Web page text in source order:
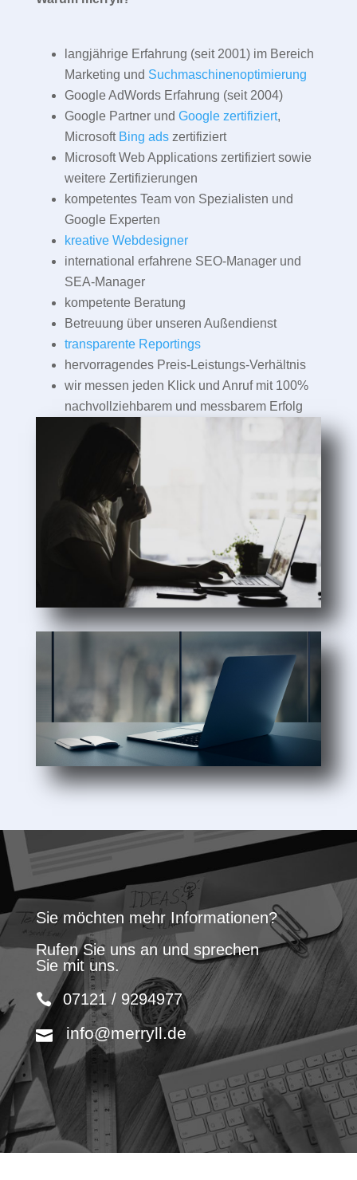
langjährige Erfahrung (seit 2001) im Bereich
Marketing und Suchmaschinenoptimierung
Google AdWords Erfahrung (seit 2004)
Google Partner und Google zertifiziert,
Microsoft Bing adszertifiziert
Microsoft Web Applications zertifiziert sowie
weitere Zertifizierungen
kompetentes Team von Spezialisten und
Google Experten
kreative Webdesigner
international erfahrene SEO-Manager und
SEA-Manager
kompetente Beratung
Betreuung über unseren Außendienst
transparente Reportings
hervorragendes Preis-Leistungs-Verhältnis
wir messen jeden Klick und Anruf mit 100%
nachvollziehbarem und messbarem Erfolg
Sie möchten mehr Informationen?
Rufen Sie uns an und sprechen
Sie mit uns.
07121 / 9294977
info@merryll.de